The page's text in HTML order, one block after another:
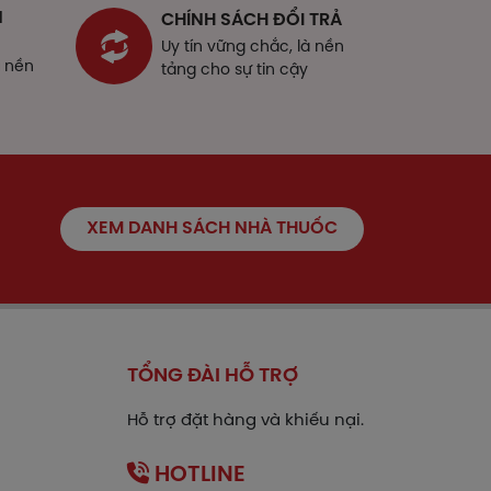
tham khảo thông tin bên dưới.
xe, vận hành máy móc.
nền
CHÍNH SÁCH ĐỔI TRẢ
Uy tín vững chắc, là nền
tảng cho sự tin cậy
XEM DANH SÁCH NHÀ THUỐC
TỔNG ĐÀI HỖ TRỢ
Hỗ trợ đặt hàng và khiếu nại.
HOTLINE